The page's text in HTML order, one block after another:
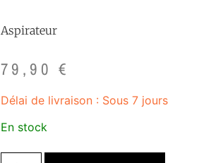
Aspirateur
79,90€
Délai de livraison : Sous 7 jours
En stock